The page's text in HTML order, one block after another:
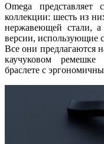
Omega
коллекции: шесть из
нержавеющей стали, а
версии, использующие
Все они предлагаются
каучуковом ремешке
браслете с